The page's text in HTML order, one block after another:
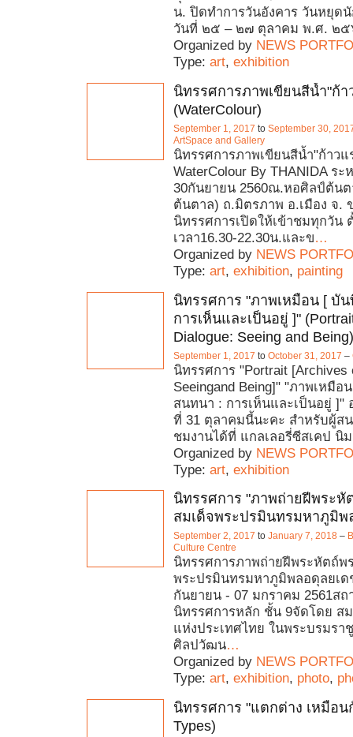
น. ปิดทำการวันอังคาร วันหยุด
วันที่ ๒๕ – ๒๗ ตุลาคม พ.ศ. ๒
Organized by NEWS
Type: art, exhibition
นิทรรศการภาพเขียนสีน้ำ"ก้า
(WaterColour)
September 1, 2017 to September 30,
ArtSpace and Gallery
นิทรรศการภาพเขียนสีน้ำ"ก้าวแ
WaterColour By THANIDA ระ
30กันยายน 2560ณ.หอศิลป์ต้น
ต้นตาล) ถ.มิตรภาพ อ.เมือง จ.
นิทรรศการเปิดให้เข้าชมทุกวัน
เวลา16.30-22.30น.และข…
Organized by NEWS
Type: art, exhibition, painting
นิทรรศการ "ภาพเหมือน [ บั
การเห็นและเป็นอยู่ ]"
Dialogue: Seeing and Being)
September 1, 2017 to October 31, 2017 –
นิทรรศการ "Portrait [Archives
Seeingand Being]" "ภาพเหมือ
สนทนา : การเห็นและเป็นอยู่ ]"
ที่ 31 ตุลาคมนี้นะคะ สำหรับผู้ส
ชมงานได้ที่ แกลเลอรี่ซีสเคป นิ
Organized by NEWS
Type: art, exhibition
นิทรรศการ "ภาพถ่ายฝีพระหั
สมเด็จพระปรมินทรมหาภูมิพ
September 2, 2017 to January 7, 2018 –
Culture Centre
นิทรรศการภาพถ่ายฝีพระหัตถ์พ
พระปรมินทรมหาภูมิพลอดุลยเด
กันยายน - 07 มกราคม 2561สถ
นิทรรศการหลัก ชั้น 9จัดโดย ส
แห่งประเทศไทย ในพระบรมร
ศิลปวัฒน…
Organized by NEWS
Type: art, exhibition, photo,
นิทรรศการ "แตกต่าง เหมือน
Types)